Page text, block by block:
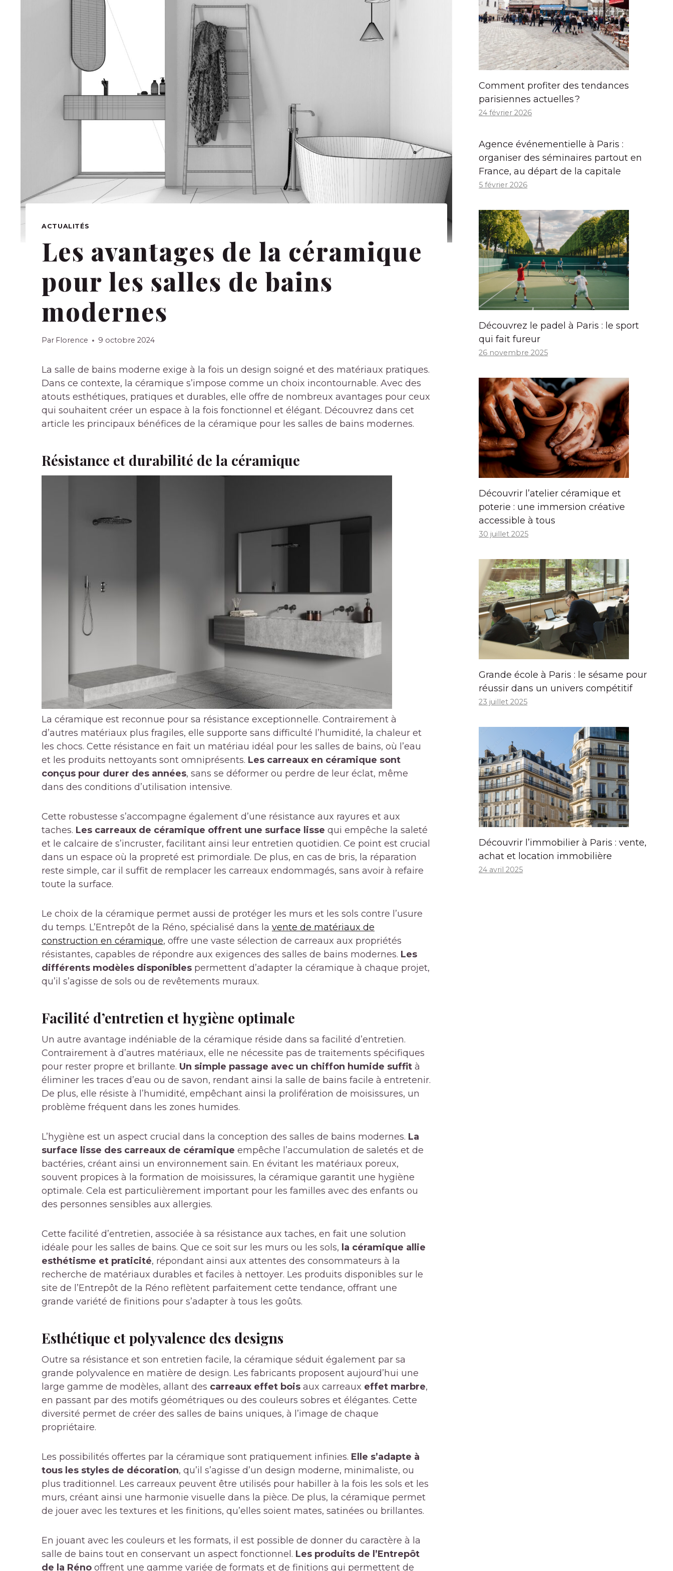
ACTUALITÉS
Les avantages de la céramique
pour les salles de bains
modernes
Par Florence 9 octobre 2024
La salle de bains moderne exige à la fois un design soigné et des matériaux pratiques.
Dans ce contexte, la céramique s’impose comme un choix incontournable. Avec des
atouts esthétiques, pratiques et durables, elle offre de nombreux avantages pour ceux
qui souhaitent créer un espace à la fois fonctionnel et élégant. Découvrez dans cet
article les principaux bénéfices de la céramique pour les salles de bains modernes.
Résistance et durabilité de la céramique
La céramique est reconnue pour sa résistance exceptionnelle. Contrairement à
d’autres matériaux plus fragiles, elle supporte sans difficulté l’humidité, la chaleur et
les chocs. Cette résistance en fait un matériau idéal pour les salles de bains, où l’eau
et les produits nettoyants sont omniprésents. Les carreaux en céramique sont
conçus pour durer des années, sans se déformer ou perdre de leur éclat, même
dans des conditions d’utilisation intensive.
Cette robustesse s’accompagne également d’une résistance aux rayures et aux
taches. Les carreaux de céramique offrent une surface lisse qui empêche la saleté
et le calcaire de s’incruster, facilitant ainsi leur entretien quotidien. Ce point est crucial
dans un espace où la propreté est primordiale. De plus, en cas de bris, la réparation
reste simple, car il suffit de remplacer les carreaux endommagés, sans avoir à refaire
toute la surface.
Le choix de la céramique permet aussi de protéger les murs et les sols contre l’usure
du temps. L’Entrepôt de la Réno, spécialisé dans la vente de matériaux de
construction en céramique, offre une vaste sélection de carreaux aux propriétés
résistantes, capables de répondre aux exigences des salles de bains modernes. Les
différents modèles disponibles permettent d’adapter la céramique à chaque projet,
qu’il s’agisse de sols ou de revêtements muraux.
Facilité d’entretien et hygiène optimale
Un autre avantage indéniable de la céramique réside dans sa facilité d’entretien.
Contrairement à d’autres matériaux, elle ne nécessite pas de traitements spécifiques
pour rester propre et brillante. Un simple passage avec un chiffon humide suffit à
éliminer les traces d’eau ou de savon, rendant ainsi la salle de bains facile à entretenir.
De plus, elle résiste à l’humidité, empêchant ainsi la prolifération de moisissures, un
problème fréquent dans les zones humides.
L’hygiène est un aspect crucial dans la conception des salles de bains modernes. La
surface lisse des carreaux de céramique empêche l’accumulation de saletés et de
bactéries, créant ainsi un environnement sain. En évitant les matériaux poreux,
souvent propices à la formation de moisissures, la céramique garantit une hygiène
optimale. Cela est particulièrement important pour les familles avec des enfants ou
des personnes sensibles aux allergies.
Cette facilité d’entretien, associée à sa résistance aux taches, en fait une solution
idéale pour les salles de bains. Que ce soit sur les murs ou les sols, la céramique allie
esthétisme et praticité, répondant ainsi aux attentes des consommateurs à la
recherche de matériaux durables et faciles à nettoyer. Les produits disponibles sur le
site de l’Entrepôt de la Réno reflètent parfaitement cette tendance, offrant une
grande variété de finitions pour s’adapter à tous les goûts.
Esthétique et polyvalence des designs
Outre sa résistance et son entretien facile, la céramique séduit également par sa
grande polyvalence en matière de design. Les fabricants proposent aujourd’hui une
large gamme de modèles, allant des carreaux effet bois aux carreaux effet marbre,
en passant par des motifs géométriques ou des couleurs sobres et élégantes. Cette
diversité permet de créer des salles de bains uniques, à l’image de chaque
propriétaire.
Les possibilités offertes par la céramique sont pratiquement infinies. Elle s’adapte à
tous les styles de décoration, qu’il s’agisse d’un design moderne, minimaliste, ou
plus traditionnel. Les carreaux peuvent être utilisés pour habiller à la fois les sols et les
murs, créant ainsi une harmonie visuelle dans la pièce. De plus, la céramique permet
de jouer avec les textures et les finitions, qu’elles soient mates, satinées ou brillantes.
En jouant avec les couleurs et les formats, il est possible de donner du caractère à la
salle de bains tout en conservant un aspect fonctionnel. Les produits de l’Entrepôt
de la Réno offrent une gamme variée de formats et de finitions qui permettent de
Comment profiter des tendances
parisiennes actuelles ?
24 février 2026
Agence événementielle à Paris :
organiser des séminaires partout en
France, au départ de la capitale
5 février 2026
Découvrez le padel à Paris : le sport
qui fait fureur
26 novembre 2025
Découvrir l’atelier céramique et
poterie : une immersion créative
accessible à tous
30 juillet 2025
Grande école à Paris : le sésame pour
réussir dans un univers compétitif
23 juillet 2025
Découvrir l’immobilier à Paris : vente,
achat et location immobilière
24 avril 2025